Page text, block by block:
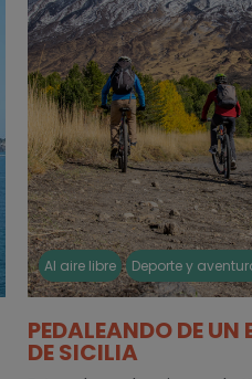
Al aire libre Deporte y
PEDALEANDO DE
DE SICILIA